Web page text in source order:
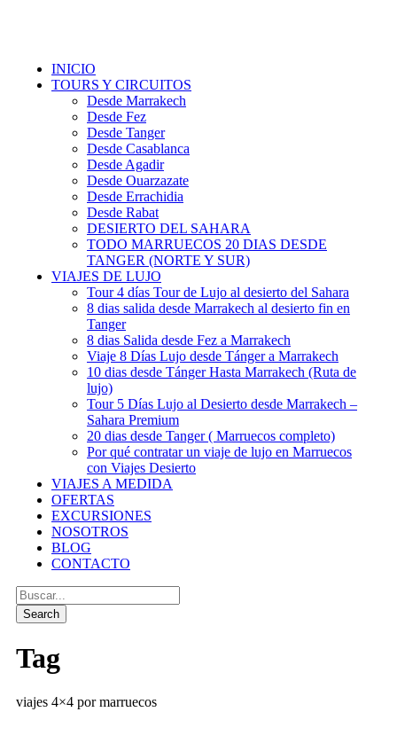
INICIO
TOURS Y CIRCUITOS
Desde Marrakech
Desde Fez
Desde Tanger
Desde Casablanca
Desde Agadir
Desde Ouarzazate
Desde Errachidia
Desde Rabat
DESIERTO DEL SAHARA
TODO MARRUECOS 20 DIAS DESDE
TANGER (NORTE Y SUR)
VIAJES DE LUJO
Tour 4 días Tour de Lujo al desierto del Sahara
8 dias salida desde Marrakech al desierto fin en
Tanger
8 dias Salida desde Fez a Marrakech
Viaje 8 Días Lujo desde Tánger a Marrakech
10 dias desde Tánger Hasta Marrakech (Ruta de
lujo)
Tour 5 Días Lujo al Desierto desde Marrakech –
Sahara Premium
20 dias desde Tanger ( Marruecos completo)
Por qué contratar un viaje de lujo en Marruecos
con Viajes Desierto
VIAJES A MEDIDA
OFERTAS
EXCURSIONES
NOSOTROS
BLOG
CONTACTO
Tag
viajes 4×4 por marruecos